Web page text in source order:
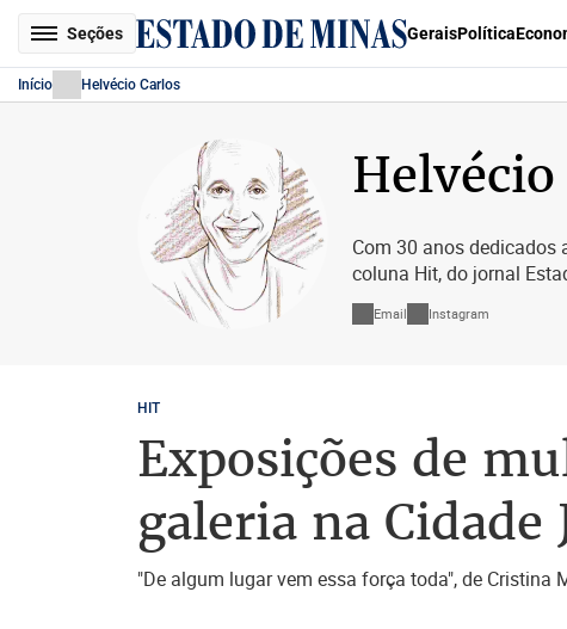
Seções GeraisPolítica
Início Helvécio Carlos
Com 30 anos dedicados
coluna Hit, do jornal
Email Instagram
HIT
Exposições de
galeria na Cidade
"De algum lugar vem essa força toda", de Cristina